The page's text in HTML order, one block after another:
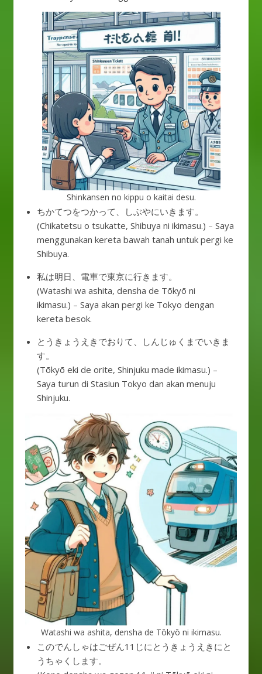
Shinkansen no kippu o kaitai desu.
ちかてつをつかって、しぶやにいきます。
(Chikatetsu o tsukatte, Shibuya ni ikimasu.) – Saya
menggunakan kereta bawah tanah untuk pergi ke
Shibuya.
私は明日、電車で東京に行きます。
(Watashi wa ashita, densha de Tōkyō ni
ikimasu.) – Saya akan pergi ke Tokyo dengan
kereta besok.
とうきょうえきでおりて、しんじゅくまでいきま
す。
(Tōkyō eki de orite, Shinjuku made ikimasu.) –
Saya turun di Stasiun Tokyo dan akan menuju
Shinjuku.
Watashi wa ashita, densha de Tōkyō ni ikimasu.
このでんしゃはごぜん11じにとうきょうえきにと
うちゃくします。